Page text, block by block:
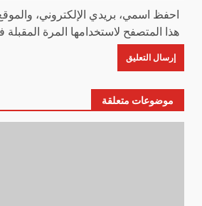
احفظ اسمي، بريدي الإلكتروني،
هذا المتصفح لاستخدامها المرة
موضوعات متعلقة